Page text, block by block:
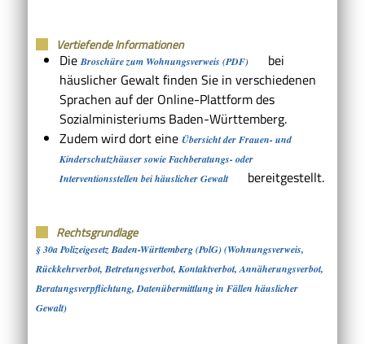
Vertiefende Informationen
Die Broschüre zum Wohnungsverweis (PDF)
bei
häuslicher Gewalt finden Sie in verschiedenen
Sprachen auf der Online-Plattform des
Sozialministeriums Baden-Württemberg.
Zudem wird dort eine Übersicht der Frauen- und
Kinderschutzhäuser sowie Fachberatungs- oder
Interventionsstellen bei häuslicher Gewalt
bereitgestellt.
Rechtsgrundlage
§ 30a Polizeigesetz Baden-Württemberg (PolG) (Wohnungsverweis,
Rückkehrverbot, Betretungsverbot, Kontaktverbot, Annäherungsverbot,
Beratungsverpflichtung, Datenübermittlung in Fällen häuslicher
Gewalt)